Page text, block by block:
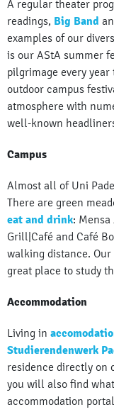
A regular theater
readings, Big Band
examples of our
is our AStA summer
pilgrimage every
outdoor campus
atmosphere with
well-known
Campus
Almost all of Uni
There are green
eat and drink:
Grill|Café and Café
walking distance. Our
great place to study
Accommodation
Living in
Studierendenwerk
residence directly on
you will also find
accommodation